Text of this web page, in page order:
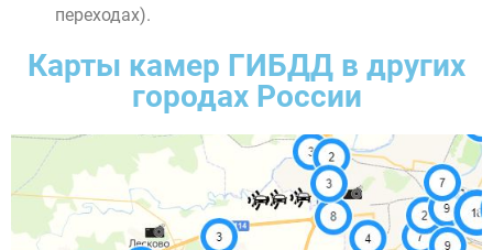
переходах).
Карты камер ГИБДД в других
городах России